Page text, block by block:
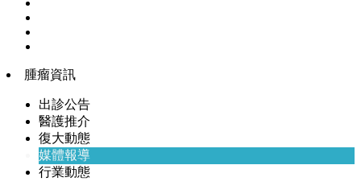
腫瘤資訊
出診公告
醫護推介
復大動態
媒體報導
行業動態